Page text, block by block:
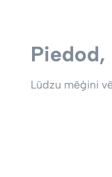
Piedod,
Lūdzu mēģini